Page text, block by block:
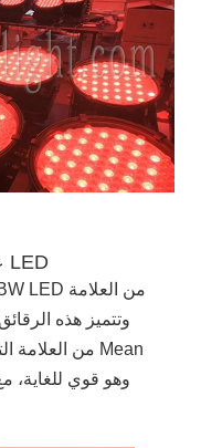
1. رقاقة LED عالية الجودة وسائق LED